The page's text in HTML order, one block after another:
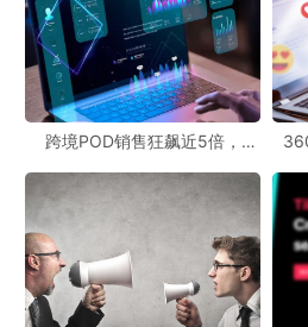
进行精准打击确保每一分钱都花在刀刃
商品定位广告(截流高手):除了关键词
的商品详情页，或者直接定位到竞争
比较产品的精准用户。
4.预算与节奏:精细化调控
严格日预算:为每个广告活动设置一
$5-$10开始)。这保证了总成本绝对可
分时调控(可选进阶):如果你发现你的
晚上的购物高峰)转化率更高，可以利
些时段适当提高竞价，在其他时段降低
效率最大化。
跨境POD销售狂飙近5倍，